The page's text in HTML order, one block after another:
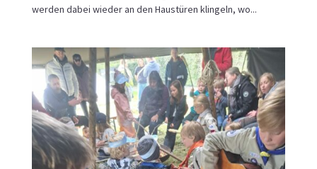
werden dabei wieder an den Haustüren klingeln, wo...